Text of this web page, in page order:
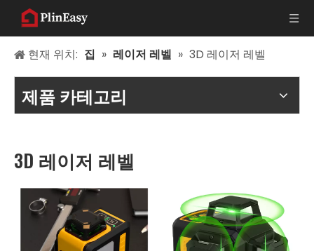
현재 위치: 집 » 레이저 레벨 » 3D 레이저 레벨
제품 카테고리
3D 레이저 레벨